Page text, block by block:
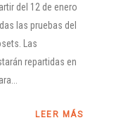
del 12 de enero
las pruebas del
Las
repartidas en
LEER MÁS